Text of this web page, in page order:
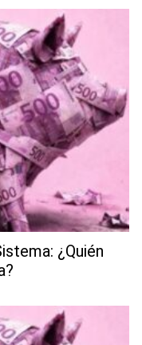
¿Quién